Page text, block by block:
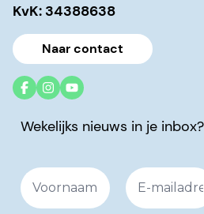
KvK: 34388638
Naar contact
Wekelijks nieuws in je inbox?